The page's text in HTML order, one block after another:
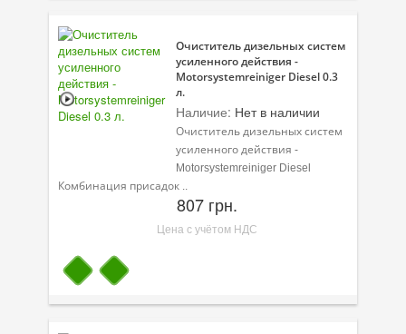
Очиститель дизельных систем
усиленного действия -
Motorsystemreiniger Diesel 0.3
л.
Наличие: Нет в наличии
Очиститель дизельных систем
усиленного действия -
Motorsystemreiniger Diesel
Комбинация присадок ..
807 грн.
Цена с учётом НДС